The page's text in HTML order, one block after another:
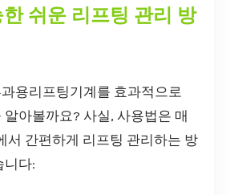
쉬운 리프팅 관리 방
용리프팅기계를 효과적으로
아볼까요? 사실, 사용법은 매
서 간편하게 리프팅 관리하는 방
니다: